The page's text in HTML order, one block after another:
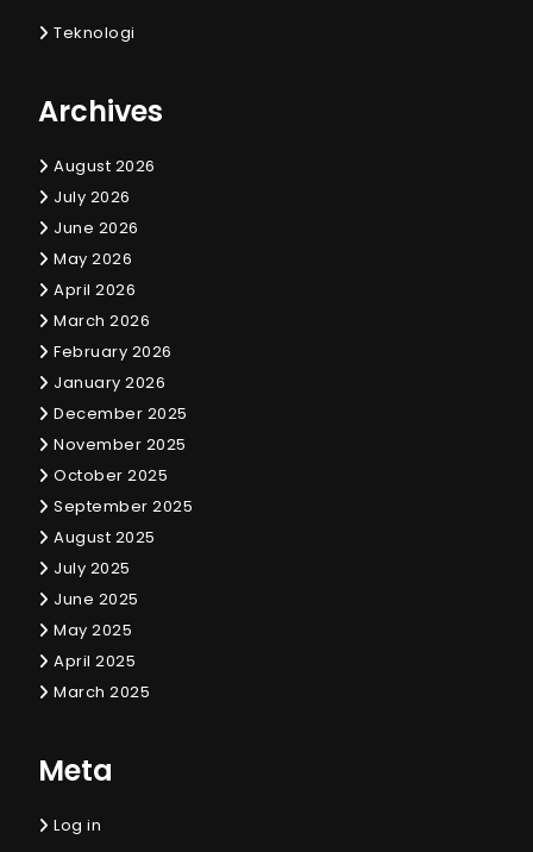
Teknologi
Archives
August 2026
July 2026
June 2026
May 2026
April 2026
March 2026
February 2026
January 2026
December 2025
November 2025
October 2025
September 2025
August 2025
July 2025
June 2025
May 2025
April 2025
March 2025
Meta
Log in